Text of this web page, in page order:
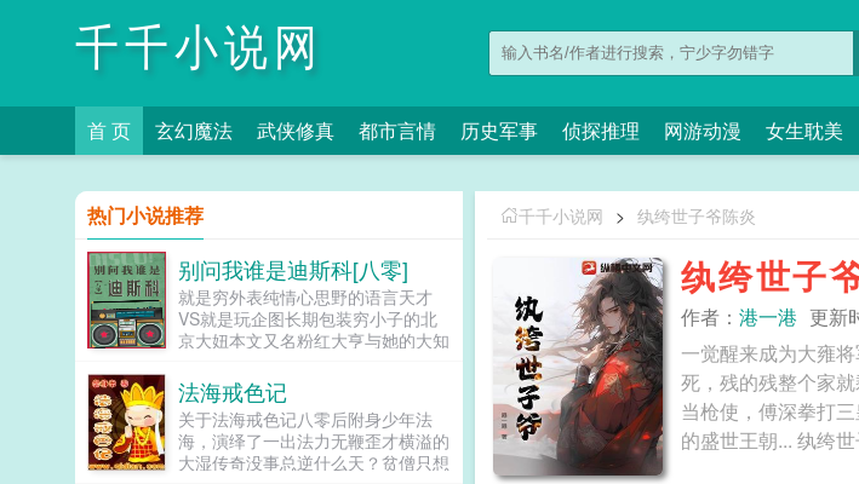
千千小说网
首 页 玄幻魔法 武侠修真 都市言情 历史军事 侦探推理 网游动漫 女生耽美
千千小说网 > 纨绔世子爷陈炎
纨绔世子
作者： 港一港 更新
一觉醒来成为大雍
死，残的残整个家
当枪使，傅深拳打
的盛世王朝...
热门小说推荐
别问我谁是迪斯科[八零]
就是穷外表纯情心思野的语言天才
VS就是玩企图长期包装穷小子的北
京大妞本文又名粉红大亨与她的大知
不是好企业家狄思科是学校里的风云
人物。帅是真的帅，有才是真的...
法海戒色记
关于法海戒色记八零后附身少年法
海，演绎了一出法力无鞭歪才横溢的
大湿传奇没事总逆什么天？贫僧只想